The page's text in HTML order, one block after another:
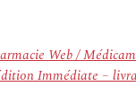
Web /
Immédiate –